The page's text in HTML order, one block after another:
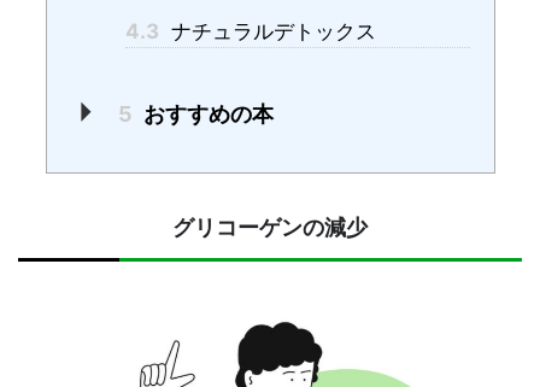
4.3 ナチュラルデトックス
5 おすすめの本
グリコーゲンの減少